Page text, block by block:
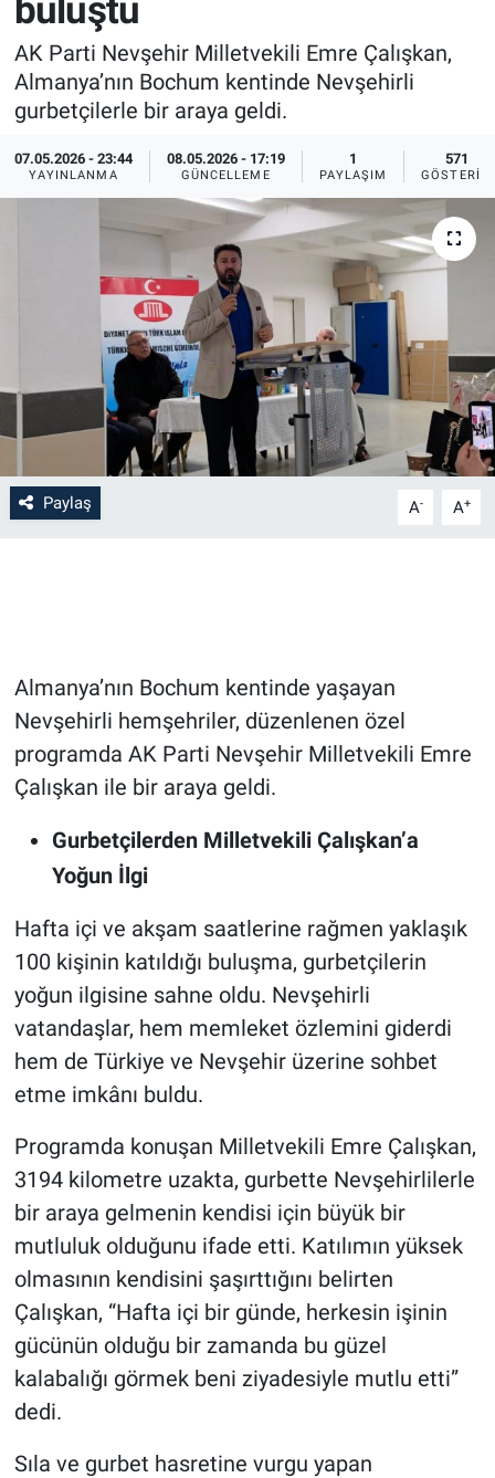
buluştu
AK Parti Nevşehir Milletvekili Emre Çalışkan,
Almanya’nın Bochum kentinde Nevşehirli
gurbetçilerle bir araya geldi.
07.05.2026 - 23:44
YAYINLANMA
08.05.2026 - 17:19
GÜNCELLEME
1
PAYLAŞIM
571
GÖSTERIM
Paylaş A- A+
Almanya’nın Bochum kentinde yaşayan
Nevşehirli hemşehriler, düzenlenen özel
programda AK Parti Nevşehir Milletvekili Emre
Çalışkan ile bir araya geldi.
Gurbetçilerden Milletvekili Çalışkan’a
Yoğun İlgi
Hafta içi ve akşam saatlerine rağmen yaklaşık
100 kişinin katıldığı buluşma, gurbetçilerin
yoğun ilgisine sahne oldu. Nevşehirli
vatandaşlar, hem memleket özlemini giderdi
hem de Türkiye ve Nevşehir üzerine sohbet
etme imkânı buldu.
Programda konuşan Milletvekili Emre Çalışkan,
3194 kilometre uzakta, gurbette Nevşehirlilerle
bir araya gelmenin kendisi için büyük bir
mutluluk olduğunu ifade etti. Katılımın yüksek
olmasının kendisini şaşırttığını belirten
Çalışkan, “Hafta içi bir günde, herkesin işinin
gücünün olduğu bir zamanda bu güzel
kalabalığı görmek beni ziyadesiyle mutlu etti”
dedi.
Sıla ve gurbet hasretine vurgu yapan
Sağlık
Yerel
Genel
İlan - Duyuru- Mesaj
Türkiye Gündemi
Sizden Gelenler
Kültür
3.Sayfa
Medya
Kayseri
Niğde
Aksaray
Kırşehir
Yerel
Genel
Asayiş
Politika
Magazin
Çevre
Haberde İnsan
İlan - Duyuru- Mesaj
Türkiye Gündemi
Sizden Gelenler